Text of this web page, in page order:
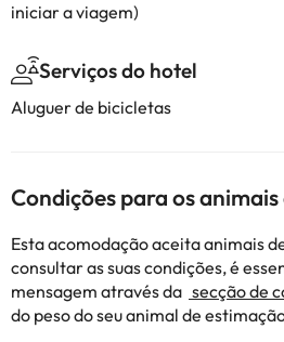
iniciar a viagem)
Serviços do hotel
Aluguer de bicicletas
Condições para os
Esta acomodação aceita animais
consultar as suas condições, é
mensagem através da secção de
do peso do seu animal de